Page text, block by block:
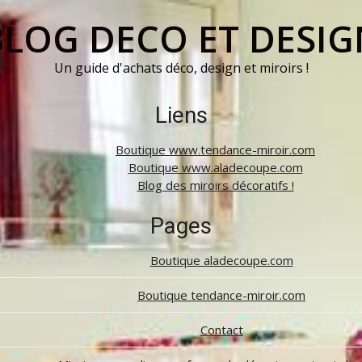
DECO ET
Un guide d'achats déco, design et miroirs !
Liens
Boutique www.tendance-miroir.com
Boutique www.aladecoupe.com
Blog des miroirs décoratifs !
Pages
Boutique aladecoupe.com
Boutique tendance-miroir.com
Contact